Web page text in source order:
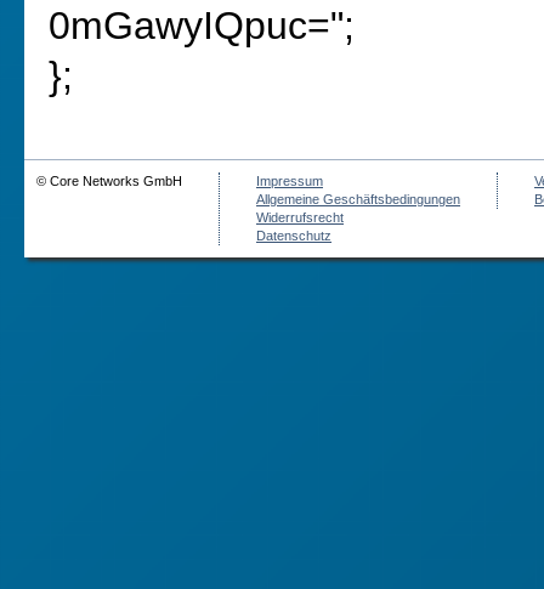
0mGawyIQpuc=";
};
© Core Networks GmbH
Impressum
Allgemeine Geschäftsbedingungen
Widerrufsrecht
Datenschutz